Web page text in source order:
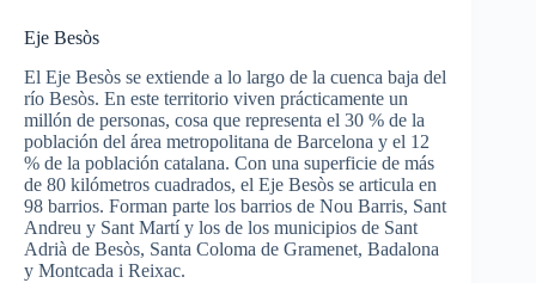
Eje Besòs
El Eje Besòs se extiende a lo largo de la cuenca baja del
río Besòs. En este territorio viven prácticamente un
millón de personas, cosa que representa el 30 % de la
población del área metropolitana de Barcelona y el 12
% de la población catalana. Con una superficie de más
de 80 kilómetros cuadrados, el Eje Besòs se articula en
98 barrios. Forman parte los barrios de Nou Barris, Sant
Andreu y Sant Martí y los de los municipios de Sant
Adrià de Besòs, Santa Coloma de Gramenet, Badalona
y Montcada i Reixac.